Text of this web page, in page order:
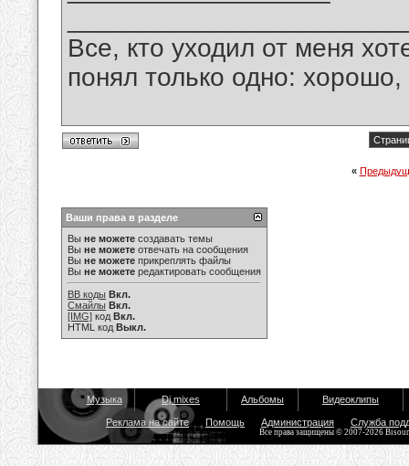
Все, кто уходил от меня
понял только одно:
«
Ваши права в разделе
Вы не можете создавать темы
Вы не можете отвечать на сообщения
Вы не можете прикреплять файлы
Вы не можете редактировать сообщения
BB коды Вкл.
Смайлы Вкл.
[IMG] код Вкл.
HTML код Выкл.
Музыка Dj mixes Альбомы Видеоклипы
Реклама на сайте Помощь Администрация Служба
Все права защищены © 2007-2026